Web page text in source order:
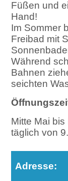
Füßen und
Hand!
Im Sommer
Freibad mit
Während
Bahnen
seichten
Mitte Mai
täglich von
Adresse: